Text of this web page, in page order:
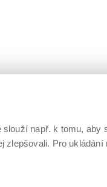
např. k tomu,
zlepšovali. Pro